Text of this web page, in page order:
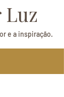
e a inspiração.
Luz